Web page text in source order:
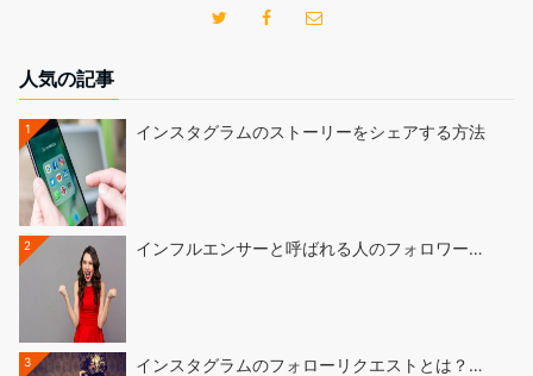
人気の記事
1 インスタグラムのストーリーをシェアする方法
2 インフルエンサーと呼ばれる人のフォロワー…
3 インスタグラムのフォローリクエストとは？…